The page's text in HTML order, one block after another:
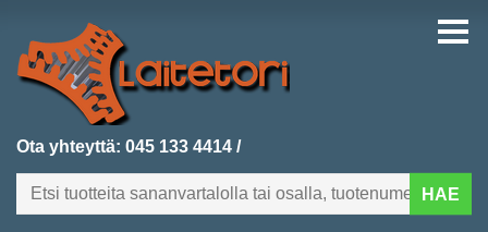
Ota yhteyttä: 045 133 4414 /
HAE